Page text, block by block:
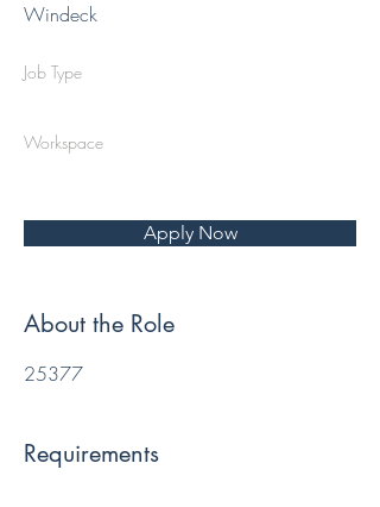
Windeck
Job Type
Workspace
Apply Now
About the Role
25377
Requirements